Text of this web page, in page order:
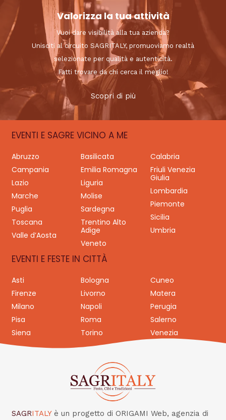
Valorizza la tua attività
Vuoi dare visibilità alla tua azienda?
Unisciti al circuito SAGRITALY, promuoviamo realtà
selezionate per qualità e autenticità.
Fatti trovare da chi cerca il meglio!
Scopri di più
EVENTI E SAGRE VICINO A ME
Abruzzo Basilicata
Calabria
Campania
Emilia Romagna
Friuli Venezia
Giulia
Lazio
Liguria
Lombardia
Marche
Molise
Piemonte
Puglia
Sardegna
Sicilia
Toscana
Trentino Alto
Adige
Umbria
Valle d’Aosta
Veneto
EVENTI E FESTE IN CITTÀ
Asti Bologna
Cuneo
Firenze
Livorno
Matera
Milano
Napoli
Perugia
Pisa
Roma
Salerno
Siena
Torino Venezia
SAGRITALY è un progetto di ORIGAMI Web, agenzia di